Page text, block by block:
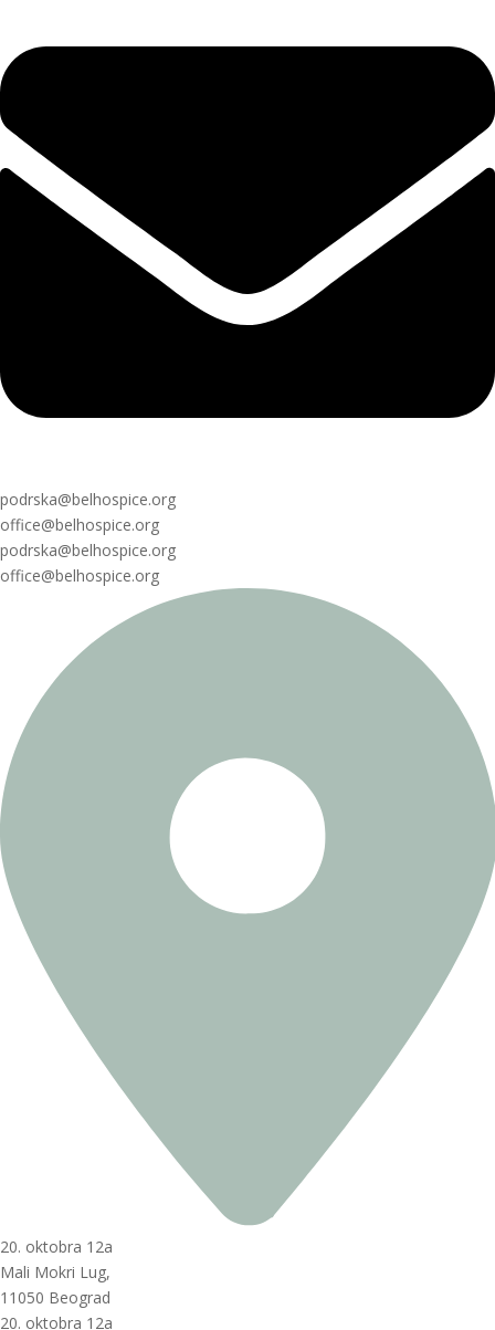
podrska@belhospice.org
office@belhospice.org
podrska@belhospice.org
office@belhospice.org
20. oktobra 12a
Mali Mokri Lug,
11050 Beograd
20. oktobra 12a